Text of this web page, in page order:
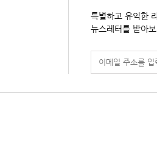
특별하고 유익한
뉴스레터를 받아